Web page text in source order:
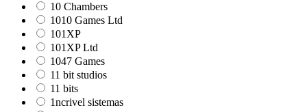
10 Chambers
1010 Games Ltd
101XP
101XP Ltd
1047 Games
11 bit studios
11 bits
1ncrivel sistemas